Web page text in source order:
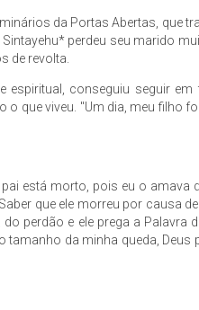
da Portas Abertas, que
perdeu seu marido
de revolta.
conseguiu seguir
que viveu. "Um dia, meu filho
está morto, pois eu o
que ele morreu por causa
perdão e ele prega a
da minha queda,